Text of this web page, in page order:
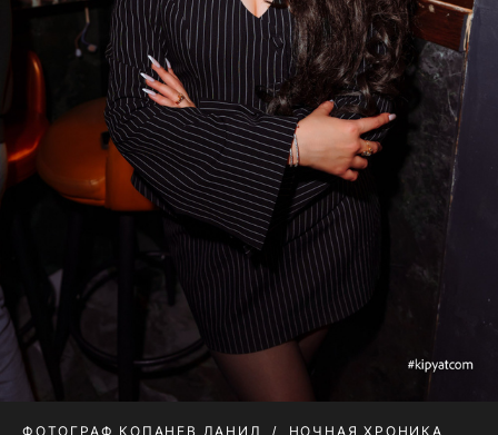
ФОТОГРАФ КОПАНЕВ ДАНИЛ НОЧНАЯ ХРОНИКА